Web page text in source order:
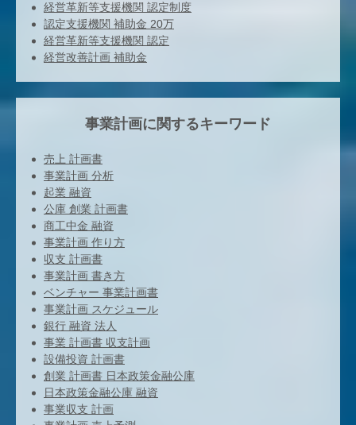
経営革新等支援機関 認定制度
認定支援機関 補助金 20万
経営革新等支援機関 認定
経営改善計画 補助金
事業計画に関するキーワード
売上 計画書
事業計画 分析
起業 融資
公庫 創業 計画書
商工中金 融資
事業計画 作り方
収支 計画書
事業計画 書き方
ベンチャー 事業計画書
事業計画 スケジュール
銀行 融資 法人
事業 計画書 収支計画
設備投資 計画書
創業 計画書 日本政策金融公庫
日本政策金融公庫 融資
事業収支 計画